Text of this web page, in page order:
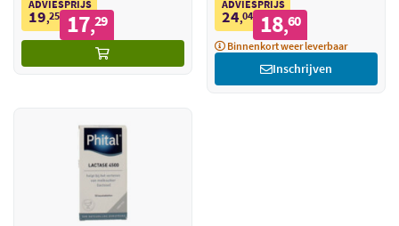
ADVIESPRIJS
19,25 17,29
ADVIESPRIJS
24,04 18,60
Binnenkort weer leverbaar
Inschrijven